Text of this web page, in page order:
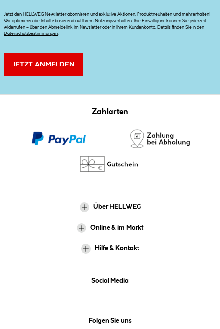
Jetzt den HELLWEG Newsletter abonnieren und exklusive Aktionen, Produktneuheiten und mehr erhalten!
Wir optimieren die Inhalte basierend auf Ihrem Nutzungsverhalten. Ihre Einwilligung können Sie jederzeit
widerrufen – über den Abmeldelink im Newsletter oder in Ihrem Kundenkonto. Details finden Sie in den
Datenschutzbestimmungen
JETZT ANMELDEN
Zahlarten
Über HELLWEG
Online & im Markt
Hilfe & Kontakt
Social Media
Folgen Sie uns